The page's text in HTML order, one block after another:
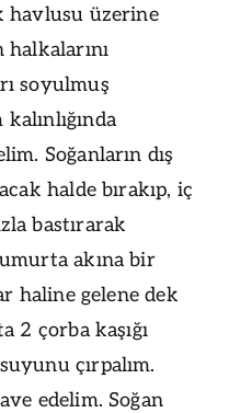
havlusu üzerine
halkalarını
soyulmuş
Soğanların dış
halde bırakıp, iç
bastırarak
akına bir
haline gelene dek
2 çorba kaşığı
çırpalım.
edelim. Soğan